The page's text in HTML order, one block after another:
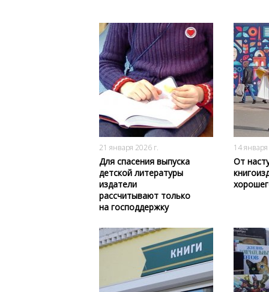
21 января 2026 г.
Для спасения выпуска
детской литературы
издатели
рассчитывают только
на господдержку
200
0
14
От